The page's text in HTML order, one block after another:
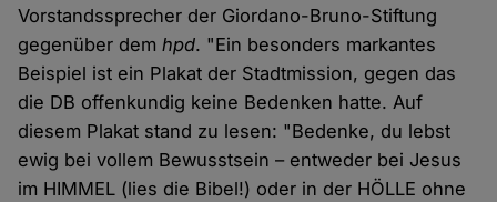
Vorstandssprecher der Giordano-Bruno-Stiftung
gegenüber demhpd. "Ein besonders markantes
Beispiel ist ein Plakat der Stadtmission, gegen das
die DB offenkundig keine Bedenken hatte. Auf
diesem Plakat stand zu lesen: "Bedenke, du lebst
ewig bei vollem Bewusstsein – entweder bei Jesus
im HIMMEL (lies die Bibel!) oder in der HÖLLE ohne